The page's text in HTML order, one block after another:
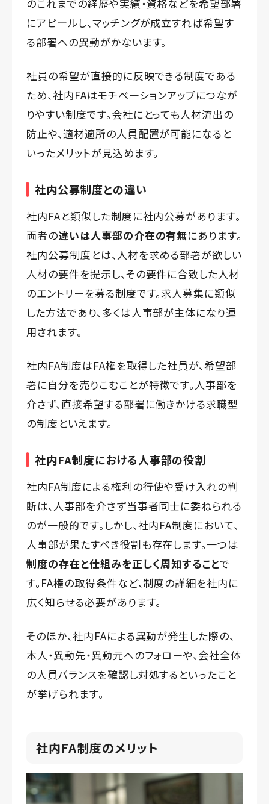
のこれまでの経歴や実績・資格などを希望部署
にアピールし、マッチングが成立すれば希望す
る部署への異動がかないます。
社員の希望が直接的に反映できる制度である
ため、社内FAはモチベーションアップにつなが
りやすい制度です。会社にとっても人材流出の
防止や、適材適所の人員配置が可能になると
いったメリットが見込めます。
社内公募制度との違い
社内FAと類似した制度に社内公募があります。
両者の違いは人事部の介在の有無にあります。
社内公募制度とは、人材を求める部署が欲しい
人材の要件を提示し、その要件に合致した人材
のエントリーを募る制度です。求人募集に類似
した方法であり、多くは人事部が主体になり運
用されます。
社内FA制度はFA権を取得した社員が、希望部
署に自分を売りこむことが特徴です。人事部を
介さず、直接希望する部署に働きかける求職型
の制度といえます。
社内FA制度における人事部の役割
社内FA制度による権利の行使や受け入れの判
断は、人事部を介さず当事者同士に委ねられる
のが一般的です。しかし、社内FA制度において、
人事部が果たすべき役割も存在します。一つは
制度の存在と仕組みを正しく周知することで
す。FA権の取得条件など、制度の詳細を社内に
広く知らせる必要があります。
そのほか、社内FAによる異動が発生した際の、
本人・異動先・異動元へのフォローや、会社全体
の人員バランスを確認し対処するといったこと
が挙げられます。
社内FA制度のメリット